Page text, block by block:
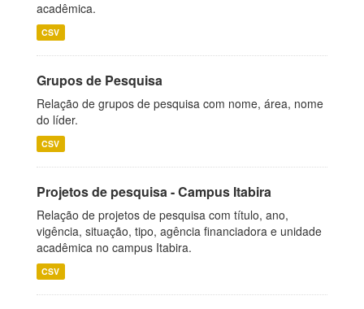
acadêmica.
CSV
Grupos de Pesquisa
Relação de grupos de pesquisa com nome, área, nome
do líder.
CSV
Projetos de pesquisa - Campus Itabira
Relação de projetos de pesquisa com título, ano,
vigência, situação, tipo, agência financiadora e unidade
acadêmica no campus Itabira.
CSV